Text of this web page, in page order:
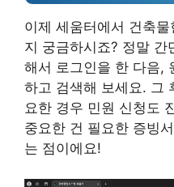
이제 세움터에서 건축
지 궁금하시죠? 정말 간
해서 로그인을 한 다음,
하고 검색해 보세요. 그
요한 경우 민원 신청도
중요한 건 필요한 증빙
는 점이에요!